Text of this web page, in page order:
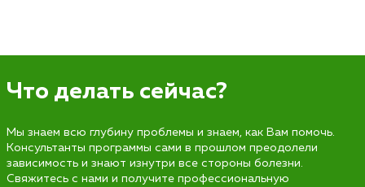
Что делать сейчас?
Мы знаем всю глубину проблемы и знаем, как Вам помочь.
Консультанты программы сами в прошлом преодолели
зависимость и знают изнутри все стороны болезни.
Свяжитесь с нами и получите профессиональную